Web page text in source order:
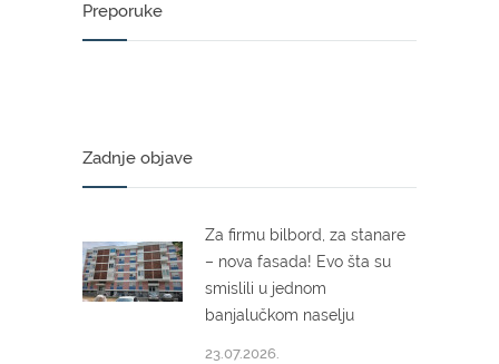
Preporuke
Zadnje objave
Za firmu bilbord, za stanare
– nova fasada! Evo šta su
smislili u jednom
banjalučkom naselju
23.07.2026.